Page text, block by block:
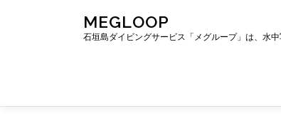
ス
MEGLOOP
石垣島ダイビングサービス「メグループ」は、水